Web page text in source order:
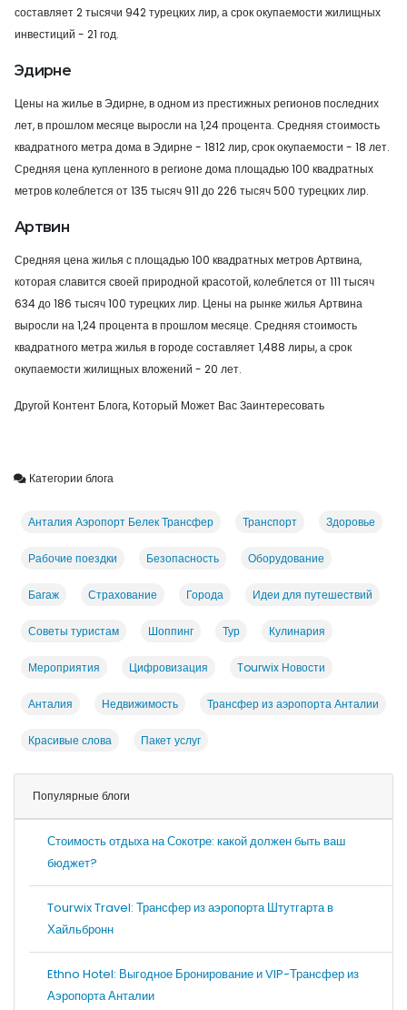
составляет 2 тысячи 942 турецких лир, а срок окупаемости жилищных
инвестиций - 21 год.
Эдирне
Цены на жилье в Эдирне, в одном из престижных регионов последних
лет, в прошлом месяце выросли на 1,24 процента. Средняя стоимость
квадратного метра дома в Эдирне - 1812 лир, срок окупаемости - 18 лет.
Средняя цена купленного в регионе дома площадью 100 квадратных
метров колеблется от 135 тысяч 911 до 226 тысяч 500 турецких лир.
Артвин
Средняя цена жилья с площадью 100 квадратных метров Артвина,
которая славится своей природной красотой, колеблется от 111 тысяч
634 до 186 тысяч 100 турецких лир. Цены на рынке жилья Артвина
выросли на 1,24 процента в прошлом месяце. Средняя стоимость
квадратного метра жилья в городе составляет 1,488 лиры, а срок
окупаемости жилищных вложений - 20 лет.
Другой Контент Блога, Который Может Вас Заинтересовать
Категории блога
Анталия Аэропорт Белек Трансфер Транспорт Здоровье
Рабочие поездки Безопасность Оборудование
Багаж Страхование Города Идеи для путешествий
Советы туристам Шоппинг Тур Кулинария
Мероприятия Цифровизация Tourwix Новости
Анталия Недвижимость Трансфер из аэропорта Анталии
Красивые слова Пакет услуг
Популярные блоги
Стоимость отдыха на Сокотре: какой должен быть ваш
бюджет?
Tourwix Travel: Трансфер из аэропорта Штутгарта в
Хайльбронн
Ethno Hotel: Выгодное Бронирование и VIP-Трансфер из
Аэропорта Анталии